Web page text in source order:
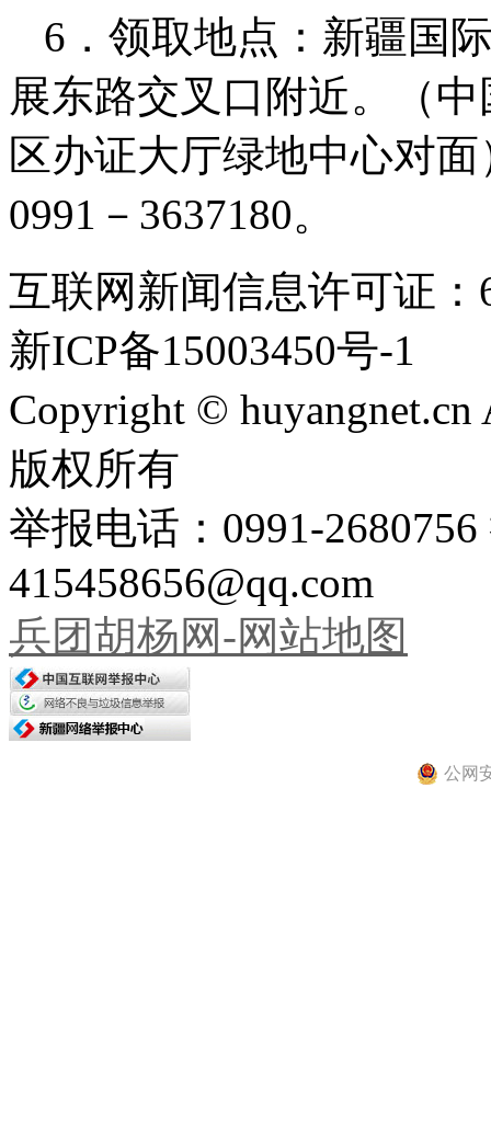
6．领取地点：新疆国
展东路交叉口附近。（
区办证大厅绿地中心对
0991－3637180。
互联网新闻信息许可证：
新ICP备15003450号-1
Copyright ©
版权所有
举报电话：0991-
415458656@qq.com
兵团胡杨网-网站地图
公网